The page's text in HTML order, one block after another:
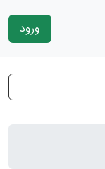
ورود